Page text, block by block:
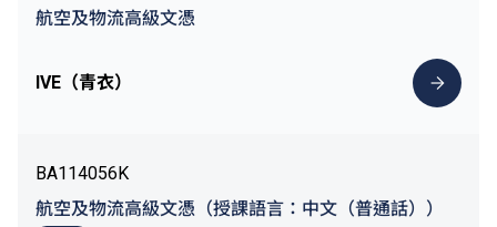
航空及物流高級文憑
IVE（青衣）
BA114056K
航空及物流高級文憑（授課語言：中文（普通話））